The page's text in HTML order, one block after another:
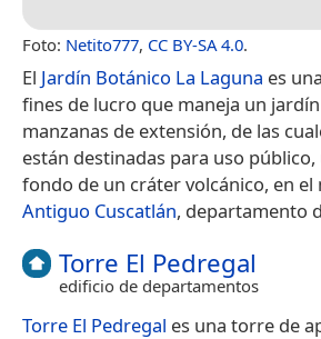
Foto: Netito777, CC BY-SA 4.0.
El Jardín Botánico La Laguna es
fines de lucro que maneja un
manzanas de extensión, de las
están destinadas para uso público,
fondo de un cráter volcánico, en el
Antiguo Cuscatlán, departamento
Torre El Pedregal
edificio de departamentos
Torre El Pedregal es una torre de